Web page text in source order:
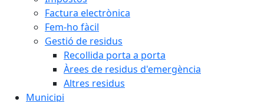
Factura electrònica
Fem-ho fàcil
Gestió de residus
Recollida porta a porta
Àrees de residus d'emergència
Altres residus
Municipi